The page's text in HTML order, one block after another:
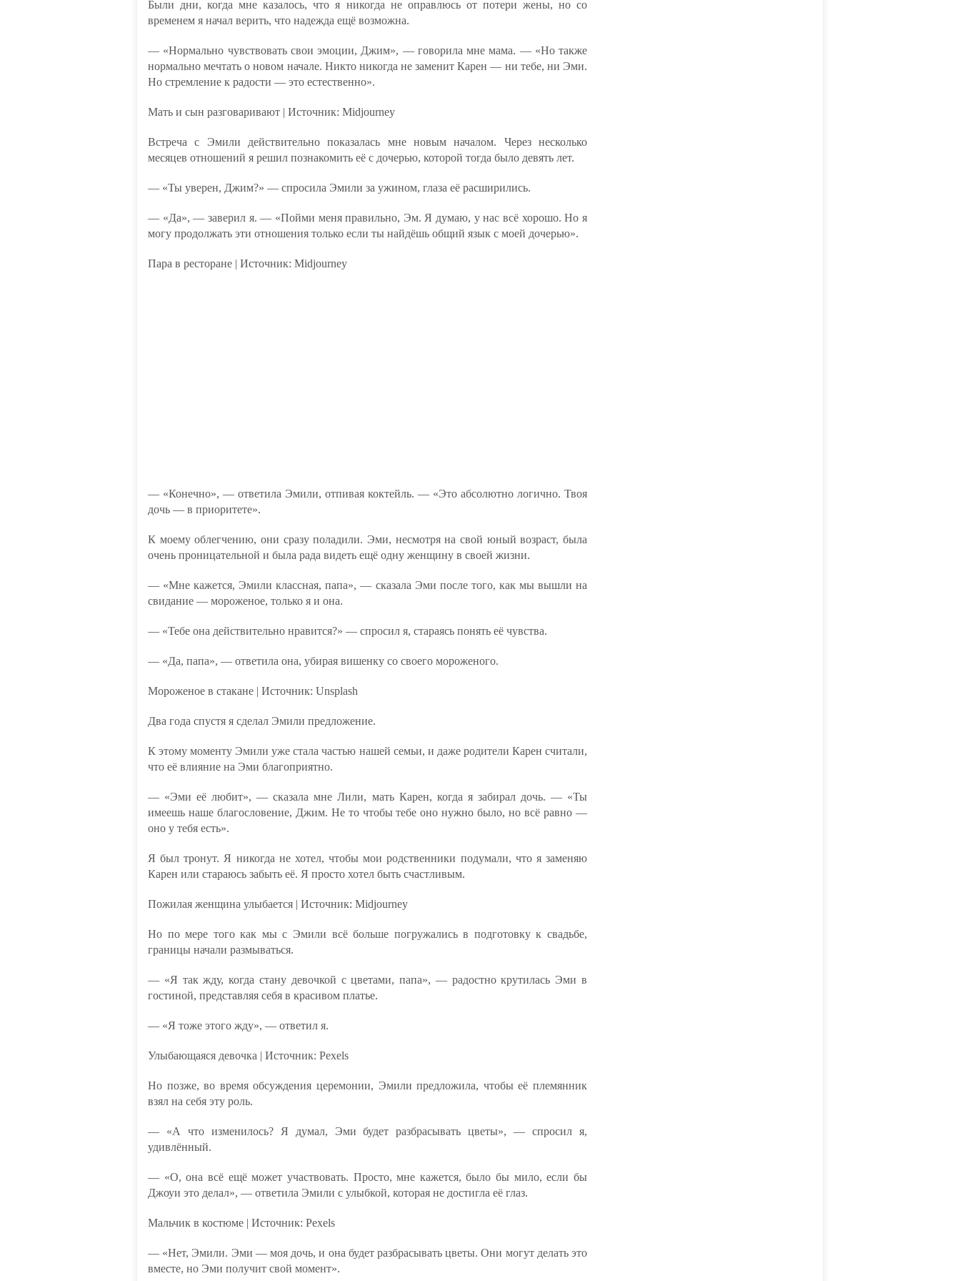
Были дни, когда мне казалось, что я никогда не оправлюсь от потери жены, но со
временем я начал верить, что надежда ещё возможна.
— «Нормально чувствовать свои эмоции, Джим», — говорила мне мама. — «Но также
нормально мечтать о новом начале. Никто никогда не заменит Карен — ни тебе, ни Эми.
Но стремление к радости — это естественно».
Мать и сын разговаривают | Источник: Midjourney
Встреча с Эмили действительно показалась мне новым началом. Через несколько
месяцев отношений я решил познакомить её с дочерью, которой тогда было девять лет.
— «Ты уверен, Джим?» — спросила Эмили за ужином, глаза её расширились.
— «Да», — заверил я. — «Пойми меня правильно, Эм. Я думаю, у нас всё хорошо. Но я
могу продолжать эти отношения только если ты найдёшь общий язык с моей дочерью».
Пара в ресторане | Источник: Midjourney
— «Конечно», — ответила Эмили, отпивая коктейль. — «Это абсолютно логично. Твоя
дочь — в приоритете».
К моему облегчению, они сразу поладили. Эми, несмотря на свой юный возраст, была
очень проницательной и была рада видеть ещё одну женщину в своей жизни.
— «Мне кажется, Эмили классная, папа», — сказала Эми после того, как мы вышли на
свидание — мороженое, только я и она.
— «Тебе она действительно нравится?» — спросил я, стараясь понять её чувства.
— «Да, папа», — ответила она, убирая вишенку со своего мороженого.
Мороженое в стакане | Источник: Unsplash
Два года спустя я сделал Эмили предложение.
К этому моменту Эмили уже стала частью нашей семьи, и даже родители Карен считали,
что её влияние на Эми благоприятно.
— «Эми её любит», — сказала мне Лили, мать Карен, когда я забирал дочь. — «Ты
имеешь наше благословение, Джим. Не то чтобы тебе оно нужно было, но всё равно —
оно у тебя есть».
Я был тронут. Я никогда не хотел, чтобы мои родственники подумали, что я заменяю
Карен или стараюсь забыть её. Я просто хотел быть счастливым.
Пожилая женщина улыбается | Источник: Midjourney
Но по мере того как мы с Эмили всё больше погружались в подготовку к свадьбе,
границы начали размываться.
— «Я так жду, когда стану девочкой с цветами, папа», — радостно крутилась Эми в
гостиной, представляя себя в красивом платье.
— «Я тоже этого жду», — ответил я.
Улыбающаяся девочка | Источник: Pexels
Но позже, во время обсуждения церемонии, Эмили предложила, чтобы её племянник
взял на себя эту роль.
— «А что изменилось? Я думал, Эми будет разбрасывать цветы», — спросил я,
удивлённый.
— «О, она всё ещё может участвовать. Просто, мне кажется, было бы мило, если бы
Джоуи это делал», — ответила Эмили с улыбкой, которая не достигла её глаз.
Мальчик в костюме | Источник: Pexels
— «Нет, Эмили. Эми — моя дочь, и она будет разбрасывать цветы. Они могут делать это
вместе, но Эми получит свой момент».